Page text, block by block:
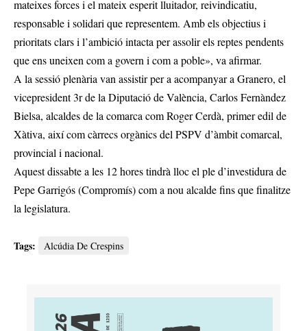
mateixes forces i el mateix esperit lluitador, reivindicatiu,
responsable i solidari que representem. Amb els objectius i
prioritats clars i l’ambició intacta per assolir els reptes pendents
que ens uneixen com a govern i com a poble», va afirmar.
A la sessió plenària van assistir per a acompanyar a Granero, el
vicepresident 3r de la Diputació de València, Carlos Fernàndez
Bielsa, alcaldes de la comarca com Roger Cerdà, primer edil de
Xàtiva, així com càrrecs orgànics del PSPV d’àmbit comarcal,
provincial i nacional.
Aquest dissabte a les 12 hores tindrà lloc el ple d’investidura de
Pepe Garrigós (Compromís) com a nou alcalde fins que finalitze
la legislatura.
Tags: Alcúdia De Crespins